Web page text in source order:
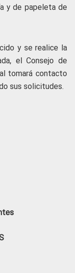
y de papeleta de
y se realice la
el Consejo de
tomará contacto
sus solicitudes.